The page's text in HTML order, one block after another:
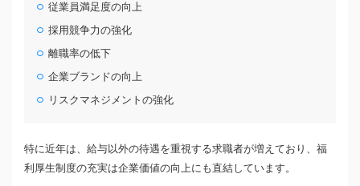
従業員満足度の向上
採用競争力の強化
離職率の低下
企業ブランドの向上
リスクマネジメントの強化
特に近年は、給与以外の待遇を重視する求職者が増えており、福
利厚生制度の充実は企業価値の向上にも直結しています。